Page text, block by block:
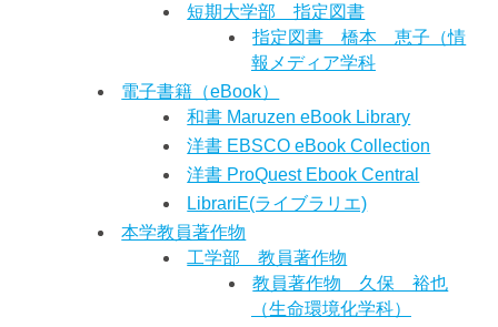
短期大学部 指定図書
指定図書 橋本 恵子（情
報メディア学科
電子書籍（eBook）
和書 Maruzen eBook Library
洋書 EBSCO eBook Collection
洋書 ProQuest Ebook Central
LibrariE(ライブラリエ)
本学教員著作物
工学部 教員著作物
教員著作物 久保 裕也
（生命環境化学科）